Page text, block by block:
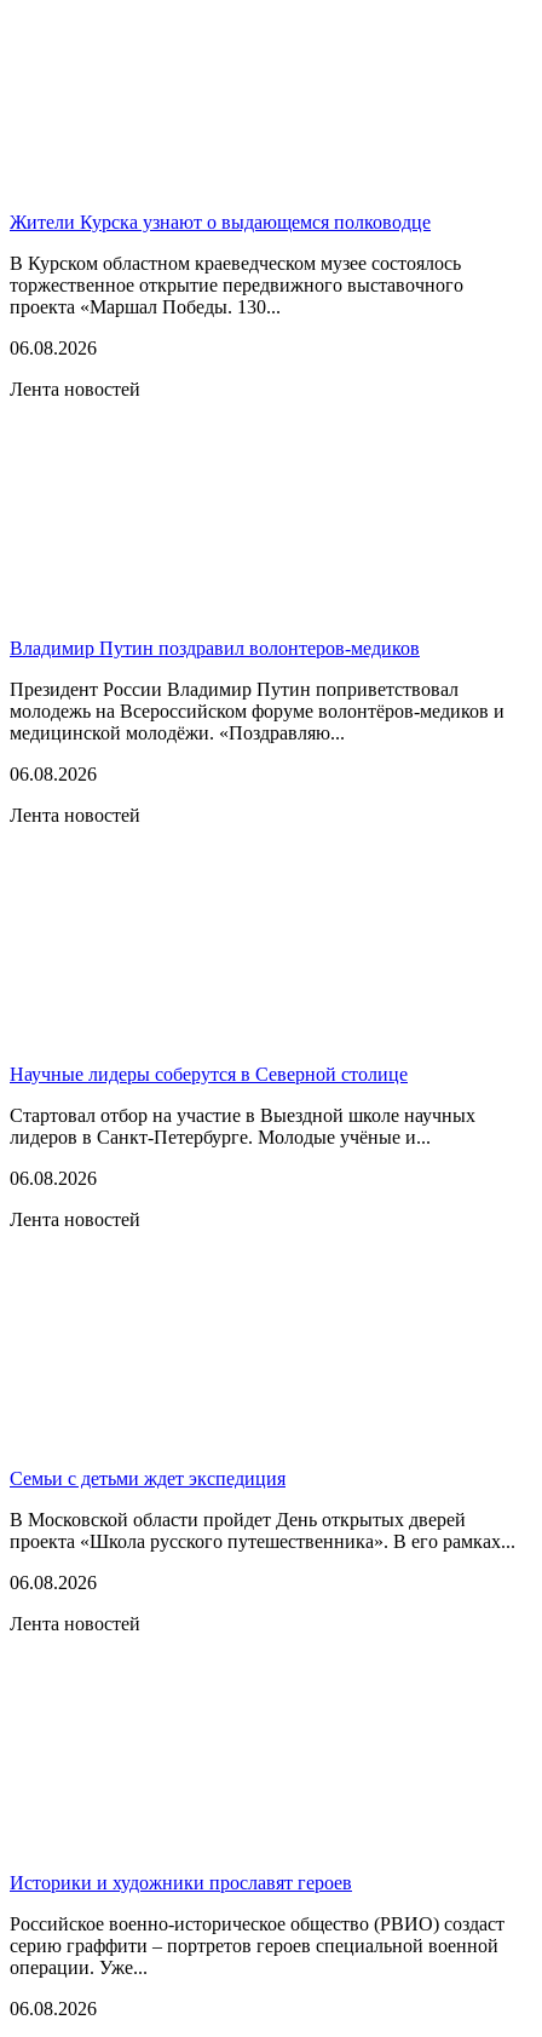
Жители Курска узнают о выдающемся полководце
В Курском областном краеведческом музее состоялось
торжественное открытие передвижного выставочного
проекта «Маршал Победы. 130...
06.08.2026
Лента новостей
Владимир Путин поздравил волонтеров-медиков
Президент России Владимир Путин поприветствовал
молодежь на Всероссийском форуме волонтёров-медиков и
медицинской молодёжи. «Поздравляю...
06.08.2026
Лента новостей
Научные лидеры соберутся в Северной столице
Стартовал отбор на участие в Выездной школе научных
лидеров в Санкт-Петербурге. Молодые учёные и...
06.08.2026
Лента новостей
Семьи с детьми ждет экспедиция
В Московской области пройдет День открытых дверей
проекта «Школа русского путешественника». В его рамках...
06.08.2026
Лента новостей
Историки и художники прославят героев
Российское военно-историческое общество (РВИО) создаст
серию граффити – портретов героев специальной военной
операции. Уже...
06.08.2026